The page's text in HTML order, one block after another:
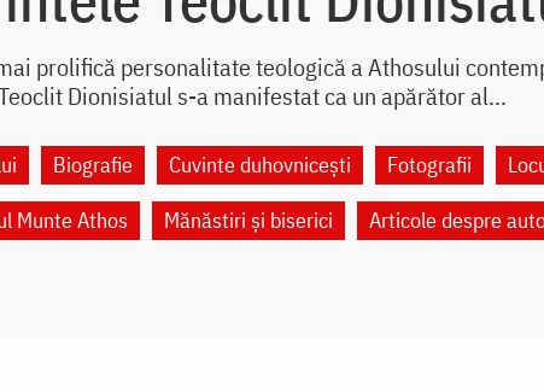
prolifică personalitate teologică a Athosului
Dionisiatul s-a manifestat ca un apărător al...
Biografie Cuvinte duhovnicești Fotografii
Munte Athos
Mănăstiri și biserici Articole despre